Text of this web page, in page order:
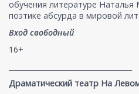
обучения литературе Наталья
поэтике абсурда в мировой
Вход свободный
16+
Драматический театр На